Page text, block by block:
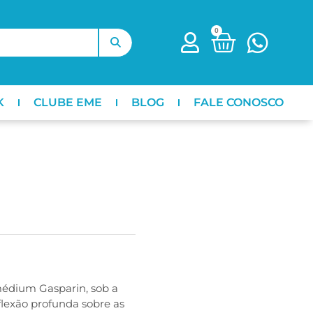
0
CLUBE EME BLOG FALE CONOSCO
Gasparin, sob a
profunda sobre as